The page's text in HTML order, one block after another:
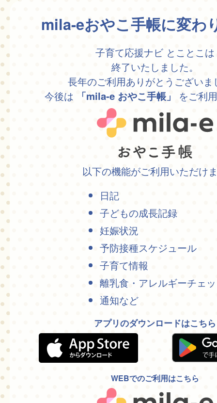
mila-eおやこ手帳に変わ
子育て応援ナビ とことこは
終了いたしました。
長年のご利用ありがとうございま
今後は
「mila-e おやこ手帳」 をご利
以下の機能がご利用いただけ
日記
子どもの成長記録
妊娠状況
予防接種スケジュール
子育て情報
離乳食・アレルギーチェ
通知など
アプリのダウンロードはこちら
WEBでのご利用はこちら